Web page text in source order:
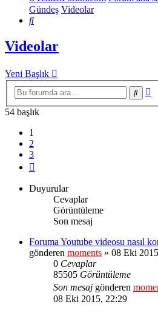
Gündeş Videolar
Ara
Videolar
Yeni Başlık
Ara
54 başlık
1
2
3
Duyurular
Cevaplar
Görüntüleme
Son mesaj
Foruma Youtube videosu nasıl
gönderen moments » 08 Eki
0 Cevaplar
85505 Görüntüleme
Son mesaj gönderen
08 Eki 2015, 22:29